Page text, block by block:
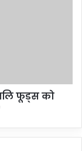
फूड्स को